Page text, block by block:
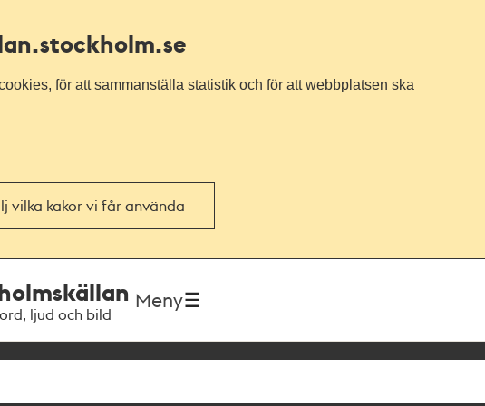
.stockholm.se
för att sammanställa statistik och för att webbplatsen ska
vilka kakor vi får använda
ljud och bild
Meny